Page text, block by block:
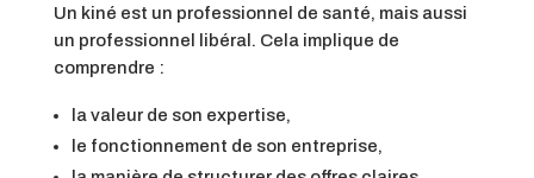
Un kiné est un professionnel de santé, mais aussi
un professionnel libéral. Cela implique de
comprendre :
la valeur de son expertise,
le fonctionnement de son entreprise,